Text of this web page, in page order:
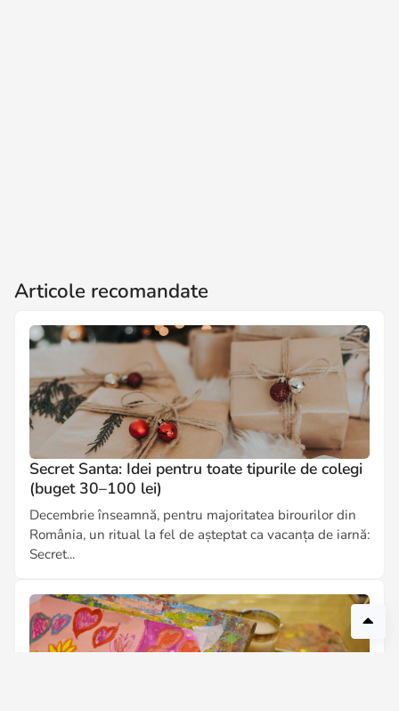
Articole recomandate
Secret Santa: Idei pentru toate tipurile de colegi
(buget 30–100 lei)
Decembrie înseamnă, pentru majoritatea birourilor din
România, un ritual la fel de așteptat ca vacanța de iarnă:
Secret...